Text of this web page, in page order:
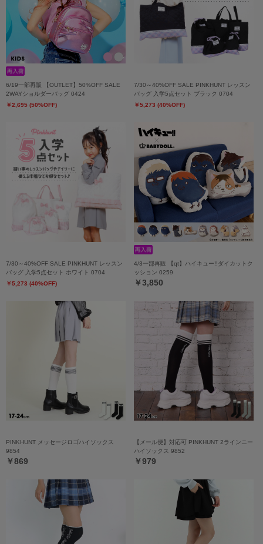
6/19一部再販 【OUTLET】50%OFF SALE
2WAYショルダーバッグ 0424
￥2,695 (50%OFF)
7/30～40%OFF SALE PINKHUNT レッスン
バッグ 入学5点セット ブラック 0704
￥5,273 (40%OFF)
7/30～40%OFF SALE PINKHUNT レッスン
バッグ 入学5点セット ホワイト 0704
￥5,273 (40%OFF)
4/3一部再販 【qt】ハイキュー!!ダイカットク
ッション 0259
￥3,850
PINKHUNT メッセージロゴハイソックス
9854
￥869
【メール便】対応可 PINKHUNT 2ラインニー
ハイソックス 9852
￥979